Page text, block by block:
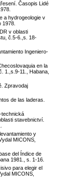
Časopis Lidé
a hydrogeologie v
v oblasti
č.5-6.,s. 18-
Ingeniero-
en la
1.,s.9-11., Habana,
Zpravodaj
de las laderas.
technická
stavebnictví.
y
MICONS,
del Índice de
1981., s. 1-16.
para elegir el
MICONS,